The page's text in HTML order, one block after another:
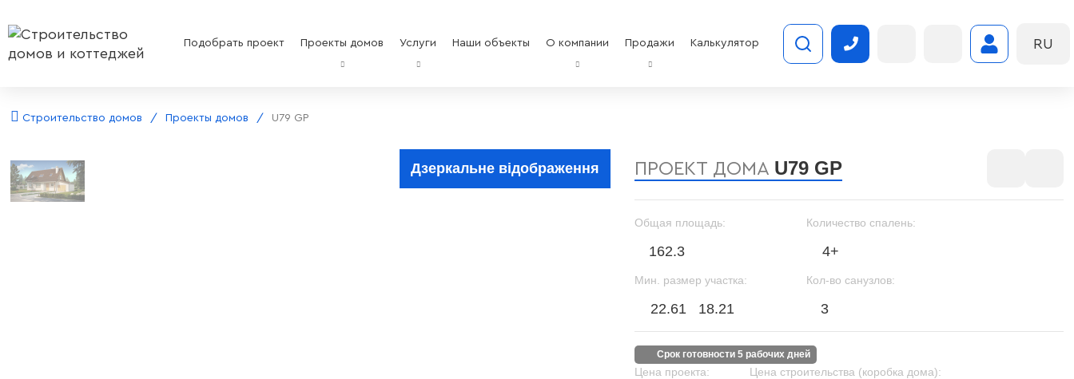
Подобрать проект Проекты домов Услуги Наши объекты О компании Продажи Калькулятор RU
Строительство домов Проекты домов U79 GP
Дзеркальне відображення ПРОЕКТ ДОМА U79 GP
Общая площадь:
162.3
Количество спалень:
4+
Мин. размер участка:
22.61 18.21
Кол-во санузлов:
3
срок готовности 5 рабочих дней
Цена проекта: Цена строительства (коробка дома):